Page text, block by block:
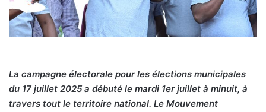
La campagne électorale pour les élections municipales
du 17 juillet 2025 a débuté le mardi 1er juillet à minuit, à
travers tout le territoire national. Le Mouvement